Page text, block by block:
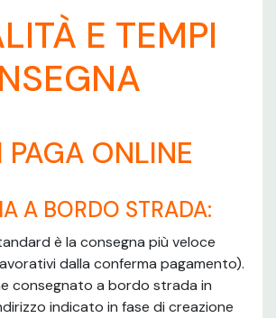
E TEMPI
PAGA ONLINE
A BORDO STRADA:
è la consegna più veloce
dalla conferma pagamento).
consegnato a bordo strada in
indicato in fase di creazione